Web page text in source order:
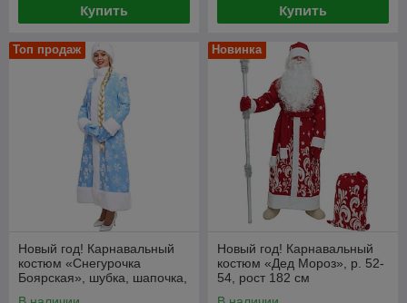
Купить Купить
Топ продаж
Новый год! Карнавальный
костюм «Снегурочка
Боярская», шубка, шапочка,
Новинка
Новый год! Карнавальный
костюм «Дед Мороз», р. 52-
54, рост 182 см